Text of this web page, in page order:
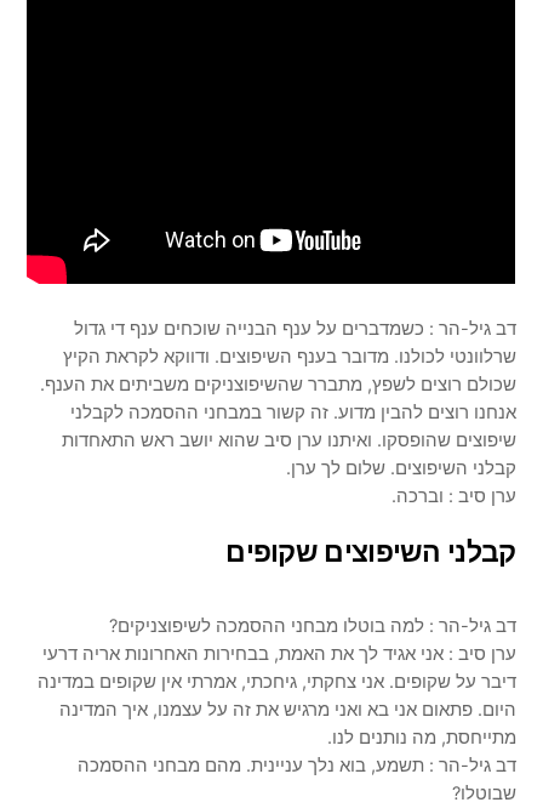
דב גיל-הר : כשמדברים על ענף הבנייה שוכחים ענף די גדול
שרלוונטי לכולנו. מדובר בענף השיפוצים. ודווקא לקראת הקיץ
שכולם רוצים לשפץ, מתברר שהשיפוצניקים משביתים את הענף.
אנחנו רוצים להבין מדוע. זה קשור במבחני ההסמכה לקבלני
שיפוצים שהופסקו. ואיתנו ערן סיב שהוא יושב ראש התאחדות
קבלני השיפוצים. שלום לך ערן.
ערן סיב : וברכה.
קבלני השיפוצים שקופים
דב גיל-הר : למה בוטלו מבחני ההסמכה לשיפוצניקים?
ערן סיב : אני אגיד לך את האמת, בבחירות האחרונות אריה דרעי
דיבר על שקופים. אני צחקתי, גיחכתי, אמרתי אין שקופים במדינה
היום. פתאום אני בא ואני מרגיש את זה על עצמנו, איך המדינה
מתייחסת, מה נותנים לנו.
דב גיל-הר : תשמע, בוא נלך עניינית. מהם מבחני ההסמכה
שבוטלו?